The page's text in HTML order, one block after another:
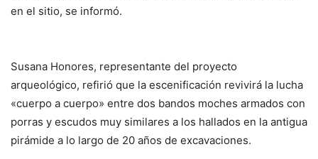
en el sitio, se informó.
Susana Honores, representante del proyecto
arqueológico, refirió que la escenificación revivirá la lucha
«cuerpo a cuerpo» entre dos bandos moches armados con
porras y escudos muy similares a los hallados en la antigua
pirámide a lo largo de 20 años de excavaciones.